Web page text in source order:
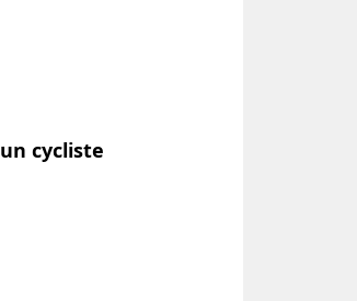
cycliste